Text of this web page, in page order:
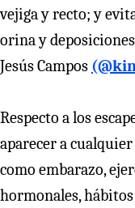
vejiga y recto; y
orina y
Jesús Campos
Respecto a los
aparecer a
como embarazo,
hormonales,